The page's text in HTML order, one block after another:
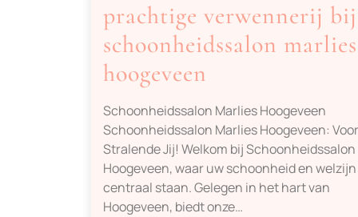
prachtige verwennerij bij
schoonheidssalon marlies
hoogeveen
Schoonheidssalon Marlies Hoogeveen
Schoonheidssalon Marlies Hoogeveen:
Stralende Jij! Welkom bij
Hoogeveen, waar uw schoonheid en welzijn
centraal staan. Gelegen in het hart van
Hoogeveen, biedt onze…